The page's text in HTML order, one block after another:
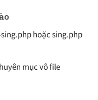
hoặc sing.php
mục vô file